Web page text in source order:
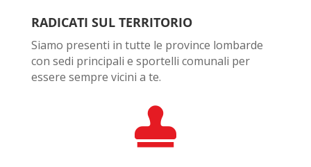
RADICATI SUL TERRITORIO
Siamo presenti in tutte le province lombarde
con sedi principali e sportelli comunali per
essere sempre vicini a te.
